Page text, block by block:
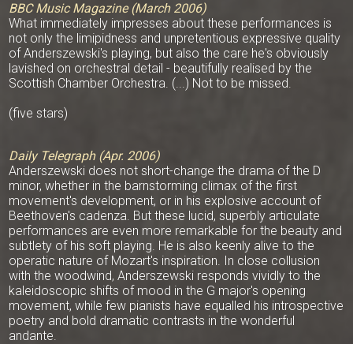
BBC Music Magazine (March 2006)
What immediately impresses about these performances is
not only the limipidness and unpretentious expressive quality
of Anderszewski's playing, but also the care he's obviously
lavished on orchestral detail - beautifully realised by the
Scottish Chamber Orchestra. (...) Not to be missed.
(five stars)
Daily Telegraph (Apr. 2006)
Anderszewski does not short-change the drama of the D
minor, whether in the barnstorming climax of the first
movement's development, or in his explosive account of
Beethoven's cadenza. But these lucid, superbly articulate
performances are even more remarkable for the beauty and
subtlety of his soft playing. He is also keenly alive to the
operatic nature of Mozart's inspiration. In close collusion
with the woodwind, Anderszewski responds vividly to the
kaleidoscopic shifts of mood in the G major's opening
movement, while few pianists have equalled his introspective
poetry and bold dramatic contrasts in the wonderful
andante.